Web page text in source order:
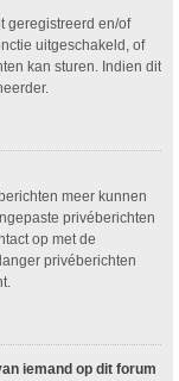
geregistreerd en/of
uitgeschakeld, of
kan sturen. Indien dit
meer kunnen
privéberichten
op met de
privéberichten
iemand op dit forum